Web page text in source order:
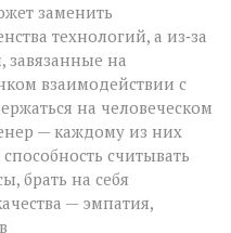
заменить
технологий, а из‑за
завязанные на
взаимодействии с
на человеческом
— каждому из них
считывать
брать на себя
— эмпатия,